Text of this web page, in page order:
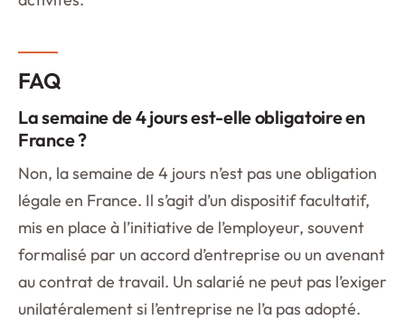
FAQ
La semaine de 4 jours est-elle obligatoire en
France ?
Non, la semaine de 4 jours n’est pas une obligation
légale en France. Il s’agit d’un dispositif facultatif,
mis en place à l’initiative de l’employeur, souvent
formalisé par un accord d’entreprise ou un avenant
au contrat de travail. Un salarié ne peut pas l’exiger
unilatéralement si l’entreprise ne l’a pas adopté.